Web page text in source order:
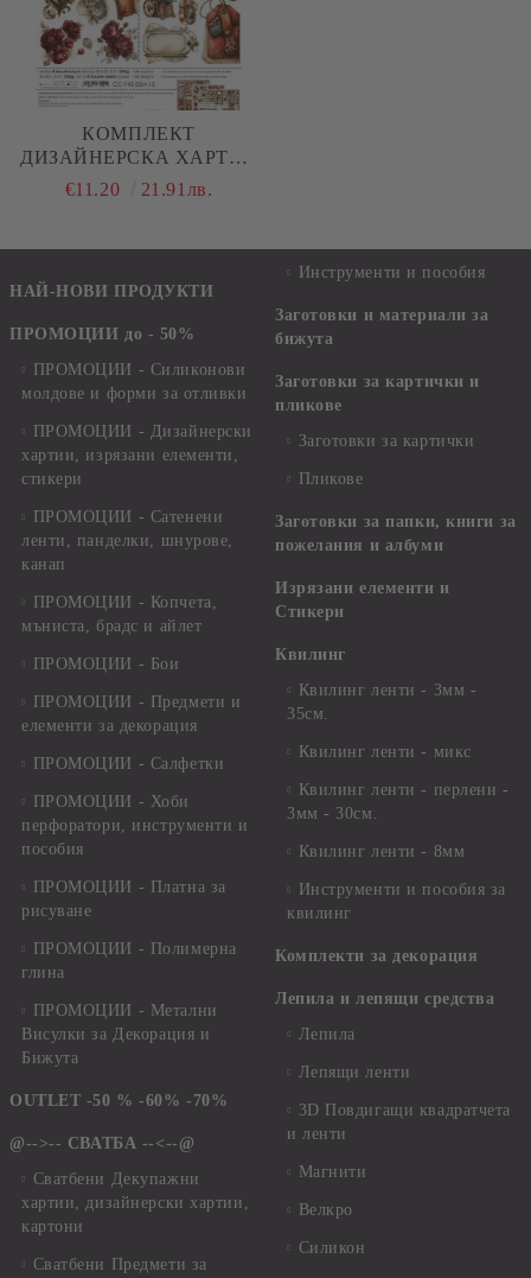
КОМПЛЕКТ
ДИЗАЙНЕРСКА ХАРТИЯ
- SILVER SCREEN
€11.20 21.91лв.
НАЙ-НОВИ ПРОДУКТИ
ПРОМОЦИИ до - 50%
ПРОМОЦИИ - Силиконови
молдове и форми за отливки
ПРОМОЦИИ - Дизайнерски
хартии, изрязани елементи,
стикери
ПРОМОЦИИ - Сатенени
ленти, панделки, шнурове,
канап
ПРОМОЦИИ - Копчета,
мъниста, брадс и айлет
ПРОМОЦИИ - Бои
ПРОМОЦИИ - Предмети и
елементи за декорация
ПРОМОЦИИ - Салфетки
ПРОМОЦИИ - Хоби
перфоратори, инструменти и
пособия
ПРОМОЦИИ - Платна за
рисуване
ПРОМОЦИИ - Полимерна
глина
ПРОМОЦИИ - Метални
Висулки за Декорация и
Бижута
OUTLET -50 % -60% -70%
@-->-- СВАТБА --<--@
Сватбени Декупажни
хартии, дизайнерски хартии,
картони
Сватбени Предмети за
Инструменти и пособия
Заготовки и материали за
бижута
Заготовки за картички и
пликове
Заготовки за картички
Пликове
Заготовки за папки, книги за
пожелания и албуми
Изрязани елементи и
Стикери
Квилинг
Квилинг ленти - 3мм -
35см.
Квилинг ленти - микс
Квилинг ленти - перлени -
3мм - 30см.
Квилинг ленти - 8мм
Инструменти и пособия за
квилинг
Комплекти за декорация
Лепила и лепящи средства
Лепила
Лепящи ленти
3D Повдигащи квадратчета
и ленти
Магнити
Велкро
Силикон